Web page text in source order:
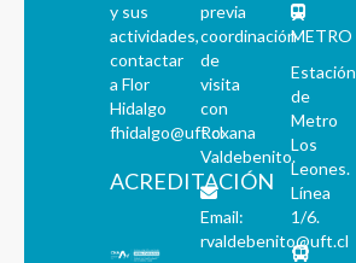
y sus
actividades,
contactar
a Flor
Hidalgo
fhidalgo@uft.cl
ACREDITACIÓN
previa
coordinación
de
visita
con
Roxana
Valdebenito.
Email:
rvaldebenito@uft.cl
METRO
Estación
de
Metro
Los
Leones.
Línea
1/6.